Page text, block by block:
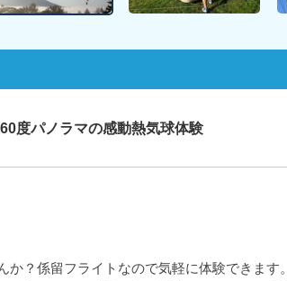
度パノラマの感動熱気球体験
？係留フライトなので気軽に体験できます。